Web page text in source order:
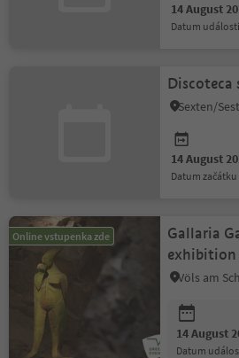
14 August
datum události
Discoteca
14 August
datum začátku
Online vstupenka zde
Gallaria
14 August
datum